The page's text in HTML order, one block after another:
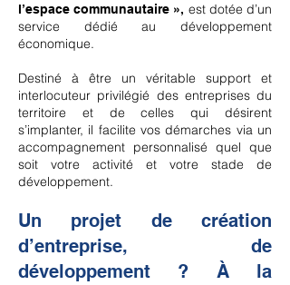
l’espace communautaire », est dotée d’un
service dédié au développement
économique.
Destiné à être un véritable support et
interlocuteur privilégié des entreprises du
territoire et de celles qui désirent
s’implanter, il facilite vos démarches via un
accompagnement personnalisé quel que
soit votre activité et votre stade de
développement.
Un projet de création
d’entreprise, de
développement ? À la